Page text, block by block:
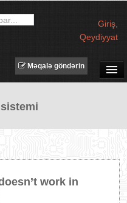
Giriş
Qeydiyyat
TECHNET TV
MƏQALƏLƏR
PROQRAMLAR
Məqalə göndərin
work in